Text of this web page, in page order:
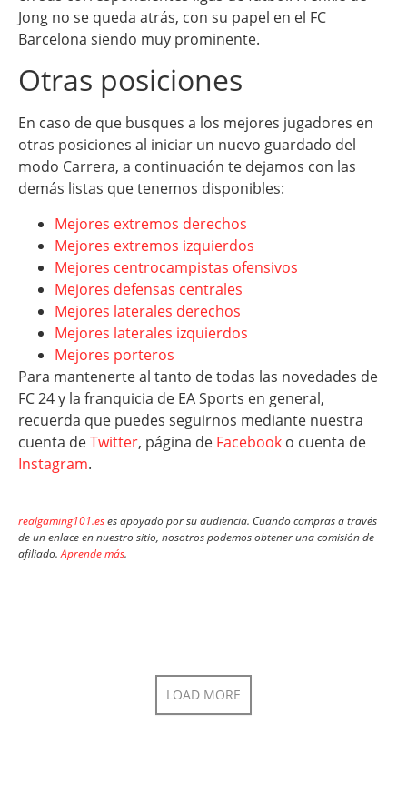
Jong no se queda atrás, con su papel en el FC
Barcelona siendo muy prominente.
Otras posiciones
En caso de que busques a los mejores jugadores en
otras posiciones al iniciar un nuevo guardado del
modo Carrera, a continuación te dejamos con las
demás listas que tenemos disponibles:
Mejores extremos derechos
Mejores extremos izquierdos
Mejores centrocampistas ofensivos
Mejores defensas centrales
Mejores laterales derechos
Mejores laterales izquierdos
Mejores porteros
Para mantenerte al tanto de todas las novedades de
FC 24 y la franquicia de EA Sports en general,
recuerda que puedes seguirnos mediante nuestra
cuenta deTwitter, página de Facebook o cuenta de
Instagram.
realgaming101.eses apoyado por su audiencia. Cuando compras a través
de un enlace en nuestro sitio, nosotros podemos obtener una comisión de
afiliado.Aprende más.
LOAD MORE